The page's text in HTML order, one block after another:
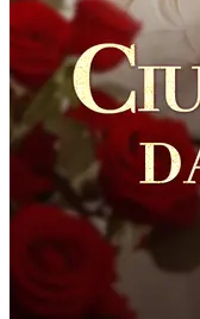
Bai Sangrou melakukan
terus-menerus
mertuanya. Suatu hari,
Hanzhi dan Lin Kena
marah, dia pergi. Dalam
mobil, sekarat dan
membalas dendam
dengan Mai Minrong
studio tersebut
yang ada, Bai Sangrou
yang dipenuhi dengan
mengharapkan
memutuskan untuk
memulai rencana balas